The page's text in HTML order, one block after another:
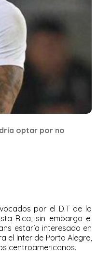
optar por no
por el D.T de la
Rica, sin embargo el
estaría interesado en
el Inter de Porto Alegre,
centroamericanos.